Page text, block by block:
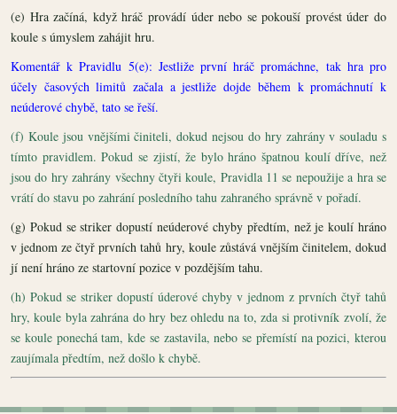
(e) Hra začíná, když hráč provádí úder nebo se pokouší provést úder do
koule s úmyslem zahájit hru.
Komentář k Pravidlu 5(e): Jestliže první hráč promáchne, tak hra pro
účely časových limitů začala a jestliže dojde během k promáchnutí k
neúderové chybě, tato se řeší.
(f) Koule jsou vnějšími činiteli, dokud nejsou do hry zahrány v souladu s
tímto pravidlem. Pokud se zjistí, že bylo hráno špatnou koulí dříve, než
jsou do hry zahrány všechny čtyři koule, Pravidla 11 se nepoužije a hra se
vrátí do stavu po zahrání posledního tahu zahraného správně v pořadí.
(g) Pokud se striker dopustí neúderové chyby předtím, než je koulí hráno
v jednom ze čtyř prvních tahů hry, koule zůstává vnějším činitelem, dokud
jí není hráno ze startovní pozice v pozdějším tahu.
(h) Pokud se striker dopustí úderové chyby v jednom z prvních čtyř tahů
hry, koule byla zahrána do hry bez ohledu na to, zda si protivník zvolí, že
se koule ponechá tam, kde se zastavila, nebo se přemístí na pozici, kterou
zaujímala předtím, než došlo k chybě.